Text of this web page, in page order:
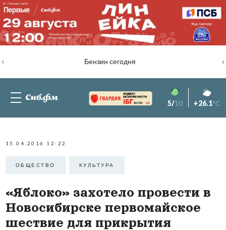
Бензин сегодня
‹ ›
82.76% -1.2 5/10 +26.1°C
15.04.2016 12:22
ОБЩЕСТВО КУЛЬТУРА
«Яблоко» захотело провести в
Новосибирске первомайское
шествие для прикрытия